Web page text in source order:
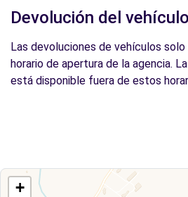
Devolución del vehículo
Las devoluciones de vehículos
horario de apertura de la agencia.
está disponible fuera de estos
+